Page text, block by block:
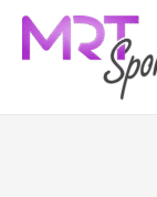
content